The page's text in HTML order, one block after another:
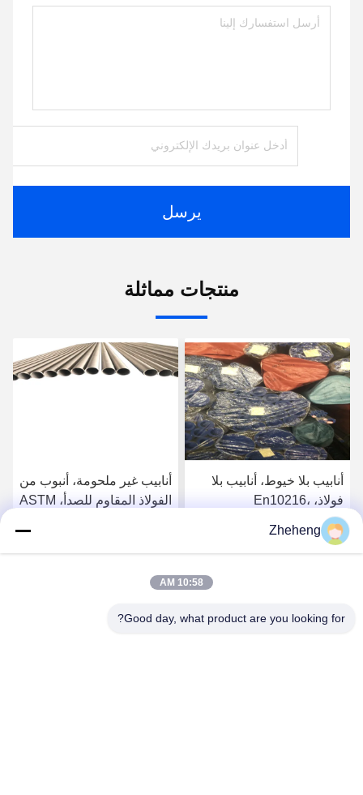
يرسل
منتجات مماثلة
أنابيب بلا خيوط، أنابيب بلا
فولاذ، En10216،
SS304/316L، Od 88.9mm،
Sch40، أنابيب الغلاية
احصل على افضل سعر
أنابيب غير ملحومة، أنبوب من
الفولاذ المقاوم للصدأ، ASTM
الزمني 40، أنابيب الغلاياتاحصل على افضل سعر
Zheheng
10:58 AM
Good day, what product are you looking for?